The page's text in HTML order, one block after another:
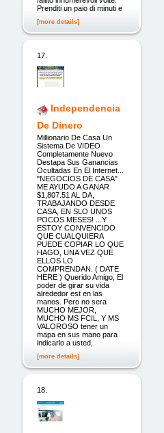
Prenditi un paio di minuti e
[more details]
17.
Independencia
De Dinero
Millionario De Casa Un
Sistema De VIDEO
Completamente Nuevo
Destapa Sus Ganancias
Ocultadas En El Internet...
"NEGOCIOS DE CASA"
ME AYUDO A GANAR
$1,807.51 AL DA,
TRABAJANDO DESDE
CASA, EN SLO UNOS
POCOS MESES! ...Y
ESTOY CONVENCIDO
QUE CUALQUIERA
PUEDE COPIAR LO QUE
HAGO, UNA VEZ QUE
ELLOS LO
COMPRENDAN. ( DATE
HERE ) Querido Amigo, El
poder de girar su vida
alrededor est en las
manos. Pero no sera
MUCHO MEJOR,
MUCHO MS FCIL, Y MS
VALOROSO tener un
mapa en sus mano para
indicarlo a usted,
[more details]
18.